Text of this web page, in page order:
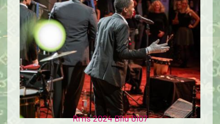
Rrns 2024 Bild 0107